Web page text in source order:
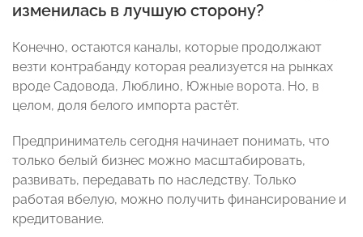
изменилась в лучшую сторону?
Конечно, остаются каналы, которые продолжают
везти контрабанду которая реализуется на рынках
вроде Садовода, Люблино, Южные ворота. Но, в
целом, доля белого импорта растёт.
Предприниматель сегодня начинает понимать, что
только белый бизнес можно масштабировать,
развивать, передавать по наследству. Только
работая вбелую, можно получить финансирование и
кредитование.